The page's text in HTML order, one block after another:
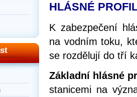
HLÁSNÉ
K zabezpečení
na vodním toku,
se rozdělují do tří
Základní hlásné
stanicemi na